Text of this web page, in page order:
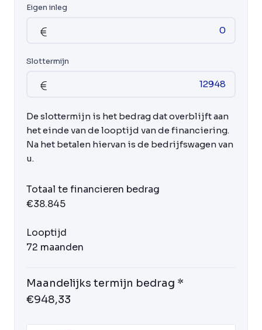
Eigen inleg
Slottermijn
De slottermijn is het bedrag dat overblijft aan
het einde van de looptijd van de financiering.
Na het betalen hiervan is de bedrijfswagen van
u.
Totaal te financieren bedrag
€38.845
Looptijd
72 maanden
Maandelijks termijn bedrag *
€948,33